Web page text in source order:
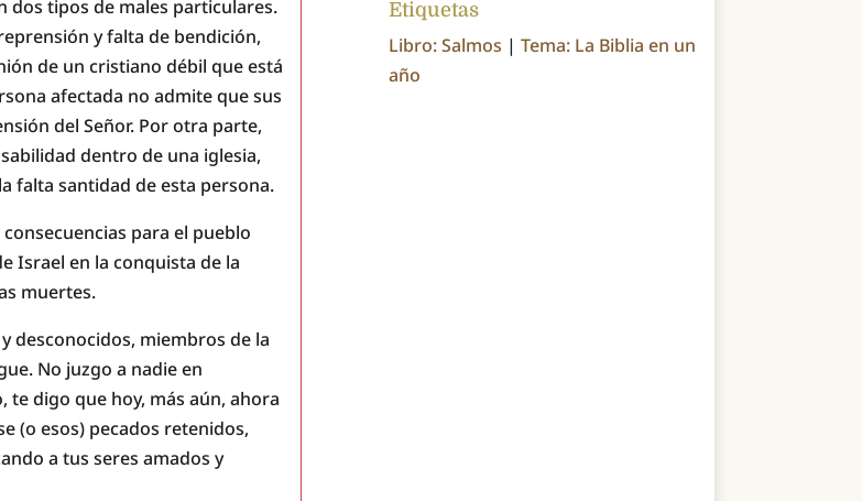
dos tipos de males particulares.
y falta de bendición,
de un cristiano débil que está
afectada no admite que sus
del Señor. Por otra parte,
dentro de una iglesia,
falta santidad de esta persona.
para el pueblo
Israel en la conquista de la
muertes.
desconocidos, miembros de la
No juzgo a nadie en
te digo que hoy, más aún, ahora
(o esos) pecados retenidos,
a tus seres amados y
Etiquetas
Libro: Salmos |Tema: La Biblia en un
año